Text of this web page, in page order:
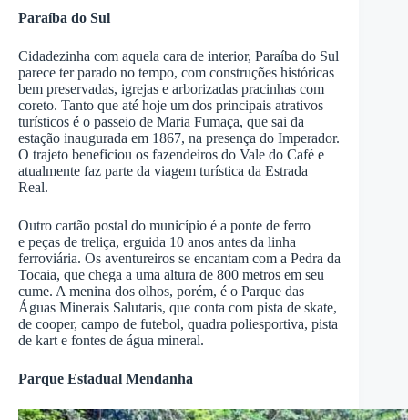
Paraíba do Sul
Cidadezinha com aquela cara de interior, Paraíba do Sul
parece ter parado no tempo, com construções históricas
bem preservadas, igrejas e arborizadas pracinhas com
coreto. Tanto que até hoje um dos principais atrativos
turísticos é o passeio de Maria Fumaça, que sai da
estação inaugurada em 1867, na presença do Imperador.
O trajeto beneficiou os fazendeiros do Vale do Café e
atualmente faz parte da viagem turística da Estrada
Real.
Outro cartão postal do município é a ponte de ferro
e peças de treliça, erguida 10 anos antes da linha
ferroviária. Os aventureiros se encantam com a Pedra da
Tocaia, que chega a uma altura de 800 metros em seu
cume. A menina dos olhos, porém, é o Parque das
Águas Minerais Salutaris, que conta com pista de skate,
de cooper, campo de futebol, quadra poliesportiva, pista
de kart e fontes de água mineral.
Parque Estadual Mendanha